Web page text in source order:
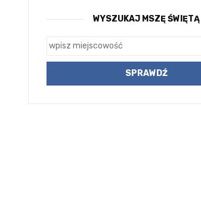
WYSZUKAJ MSZĘ ŚWIĘTĄ